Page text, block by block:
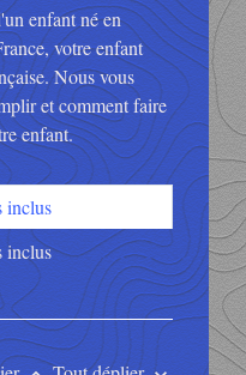
enfant né en
votre enfant
Nous vous
et comment faire
enfant.
inclus
inclus